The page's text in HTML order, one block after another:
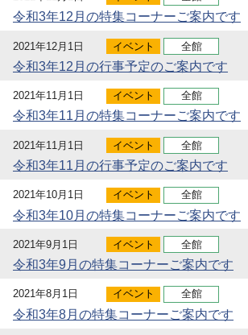
令和3年12月の特集コーナーご案内です
2021年12月1日 イベント 全館
令和3年12月の行事予定のご案内です
2021年11月1日 イベント 全館
令和3年11月の特集コーナーご案内です
2021年11月1日 イベント 全館
令和3年11月の行事予定のご案内です
2021年10月1日 イベント 全館
令和3年10月の特集コーナーご案内です
2021年9月1日 イベント 全館
令和3年9月の特集コーナーご案内です
2021年8月1日 イベント 全館
令和3年8月の特集コーナーご案内です